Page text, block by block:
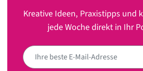
Kreative Ideen, Praxistipps und
jede Woche direkt in Ihr